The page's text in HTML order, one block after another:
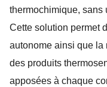
thermochimique, sans
Cette solution permet
autonome ainsi que la
des produits
apposées à chaque